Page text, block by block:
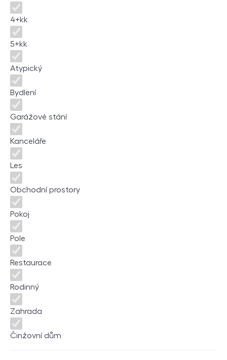
4+kk
5+kk
Atypický
Bydlení
Garážové stání
Kanceláře
Les
Obchodní prostory
Pokoj
Pole
Restaurace
Rodinný
Zahrada
Činžovní dům